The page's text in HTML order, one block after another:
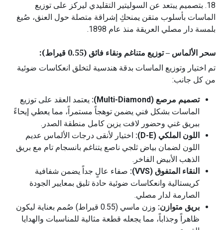
18. بتصميم يبتعد عن السوليتير التقليدي ليركز على توزيع
الماسات بأسلوب متقن يمنحكِ إشراقة متصلة حول العنق، صُيغ
بلمسة دار مصلي العريقة منذ عام 1898.
سحر الألماس – توزيع متناغم ونقاء فائق (0.55 قيراط):
تم اختيار وتوزيع الماسات بدقة هندسية لتخلق انعكاسات ضوئية
من كل جانب:
تصميم مرصع (Multi-Diamond):
يعتمد العقد على توزيع
الماسات بشكل فني يضمن توهجاً مستمراً، مما يعطي إيحاءً
ببريق غني وحضور لافت يزين كامل منطقة الصدر.
اللون الملكي (D-E):
اختيار لأنقى درجات الألماس عديم
اللون لضمان بياض ثلجي ناصع يتناغم بانسجام تام مع بريق
الذهب الأبيض الفاخر.
النقاء المتفوق (VVS):
صفاء عالٍ جداً يضمن شفافية
كريستالية وانعكاسات ضوئية حادة تليق بمعايير الجودة
الصارمة لدار مصلي.
بريق متوازن:
وزن ماسي (0.55 قيراط) صُمم بعناية ليكون
ظاهراً وجذاباً، مما يجعله قطعة مثالية للمناسبات والهدايا